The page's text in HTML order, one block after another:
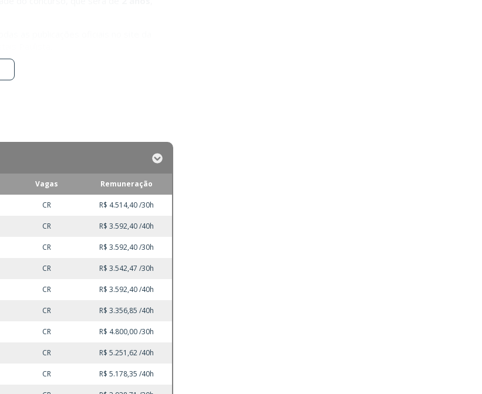
Vagas Remuneração
CR R$ 4.514,40 /30h
CR R$ 3.592,40 /40h
CR R$ 3.592,40 /30h
CR R$ 3.542,47 /30h
CR R$ 3.592,40 /40h
CR R$ 3.356,85 /40h
CR R$ 4.800,00 /30h
CR R$ 5.251,62 /40h
CR R$ 5.178,35 /40h